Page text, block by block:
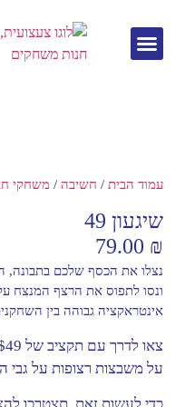
עמוד הבית / חשיבה / משחקי
שיגעון 49
79.00 ₪
נצלו את הכסף שלכם בתבונה,
ונסו לתפוס את הרצף המנצח
אינטראקציה גבוהה בין
על משבצות רצופות על גבי